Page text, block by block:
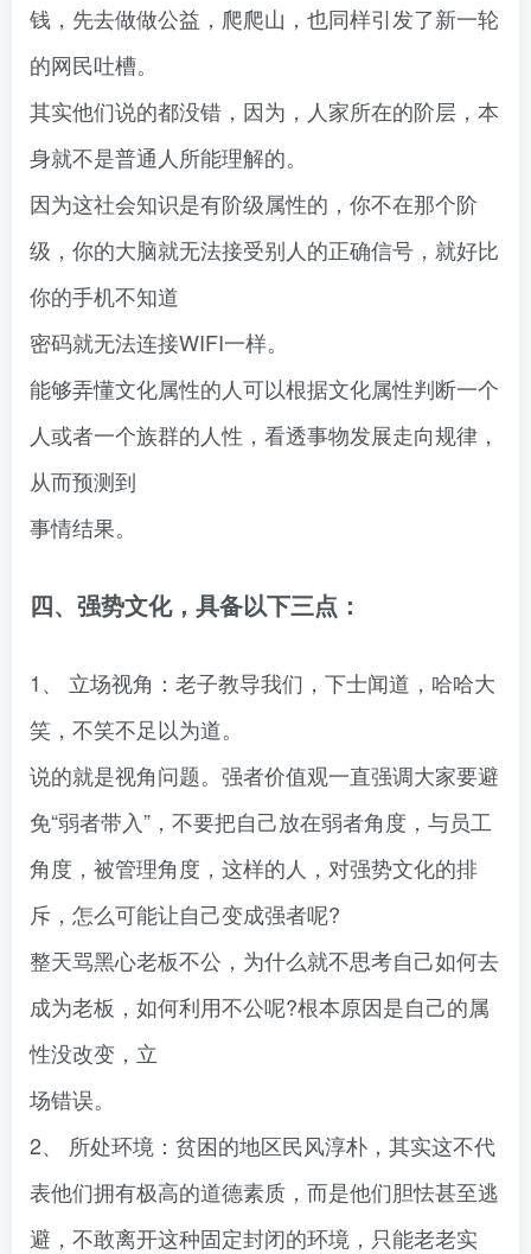
钱，先去做做公益，爬爬山，也同样引发了新一轮
的网民吐槽。
其实他们说的都没错，因为，人家所在的阶层，本
身就不是普通人所能理解的。
因为这社会知识是有阶级属性的，你不在那个阶
级，你的大脑就无法接受别人的正确信号，就好比
你的手机不知道
密码就无法连接WIFI一样。
能够弄懂文化属性的人可以根据文化属性判断一个
人或者一个族群的人性，看透事物发展走向规律，
从而预测到
事情结果。
四、强势文化，具备以下三点：
1、 立场视角：老子教导我们，下士闻道，哈哈大
笑，不笑不足以为道。
说的就是视角问题。强者价值观一直强调大家要避
免“弱者带入”，不要把自己放在弱者角度，与员工
角度，被管理角度，这样的人，对强势文化的排
斥，怎么可能让自己变成强者呢?
整天骂黑心老板不公，为什么就不思考自己如何去
成为老板，如何利用不公呢?根本原因是自己的属
性没改变，立
场错误。
2、 所处环境：贫困的地区民风淳朴，其实这不代
表他们拥有极高的道德素质，而是他们胆怯甚至逃
避，不敢离开这种固定封闭的环境，只能老老实